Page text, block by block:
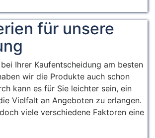
für unsere
Ihrer Kaufentscheidung am besten
wir die Produkte auch schon
kann es für Sie leichter sein, ein
Vielfalt an Angeboten zu erlangen.
viele verschiedene Faktoren eine